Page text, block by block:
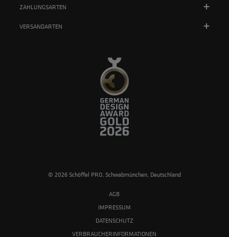
ZAHLUNGSARTEN
VERSANDARTEN
© 2026 Schöffel PRO, Schwabmünchen, Deutschland
AGB
IMPRESSUM
DATENSCHUTZ
VERBRAUCHERINFORMATIONEN